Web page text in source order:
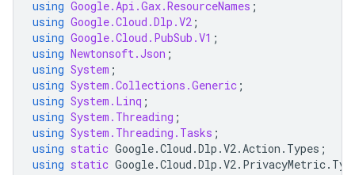
using Google.Api.Gax.ResourceNames ;
using Google.Cloud.Dlp.V2 ;
using Google.Cloud.PubSub.V1 ;
using Newtonsoft.Json ;
using System ;
using System.Collections.Generic ;
using System.Linq ;
using System.Threading ;
using System.Threading.Tasks ;
using static Google.Cloud .Dlp .V2.Action . Types ;
using static Google.Cloud .Dlp .V2. PrivacyMetric.